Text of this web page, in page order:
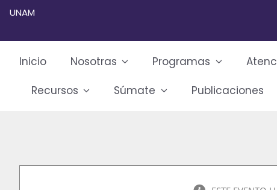
UNAM
Inicio Nosotras Programas
Recursos
Súmate Publicaciones